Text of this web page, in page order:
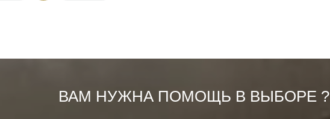
ВАМ НУЖНА ПОМОЩЬ В ВЫБОРЕ ?